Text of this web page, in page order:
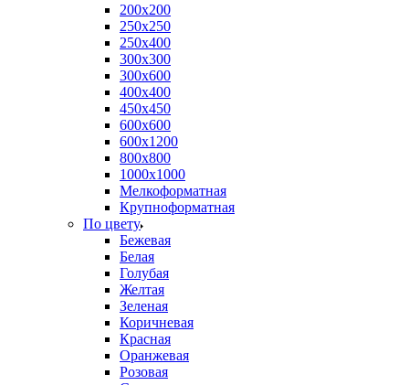
200х200
250х250
250х400
300х300
300х600
400х400
450х450
600х600
600х1200
800х800
1000х1000
Мелкоформатная
Крупноформатная
По цвету
Бежевая
Белая
Голубая
Желтая
Зеленая
Коричневая
Красная
Оранжевая
Розовая